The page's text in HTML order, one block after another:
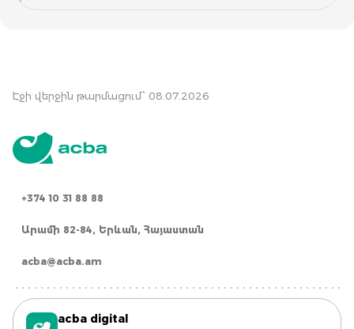
Էջի վերջին թարմացում՝ 08.07.2026
+374 10 31 88 88
Արամի 82-84, Երևան, Հայաստան
acba@acba.am
acba digital